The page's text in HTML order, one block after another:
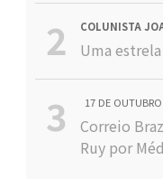
COLUNISTA
Uma
17 DE
Correio
Ruy por